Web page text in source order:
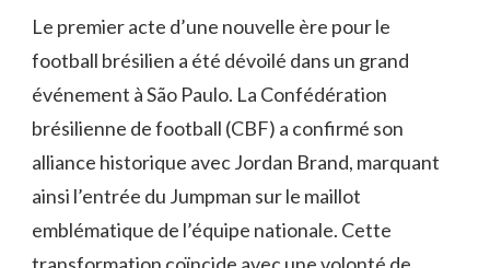
Le premier acte d’une nouvelle ère pour le
football brésilien a été dévoilé dans un grand
événement à São Paulo. La Confédération
brésilienne de football (CBF) a confirmé son
alliance historique avec Jordan Brand, marquant
ainsi l’entrée du Jumpman sur le maillot
emblématique de l’équipe nationale. Cette